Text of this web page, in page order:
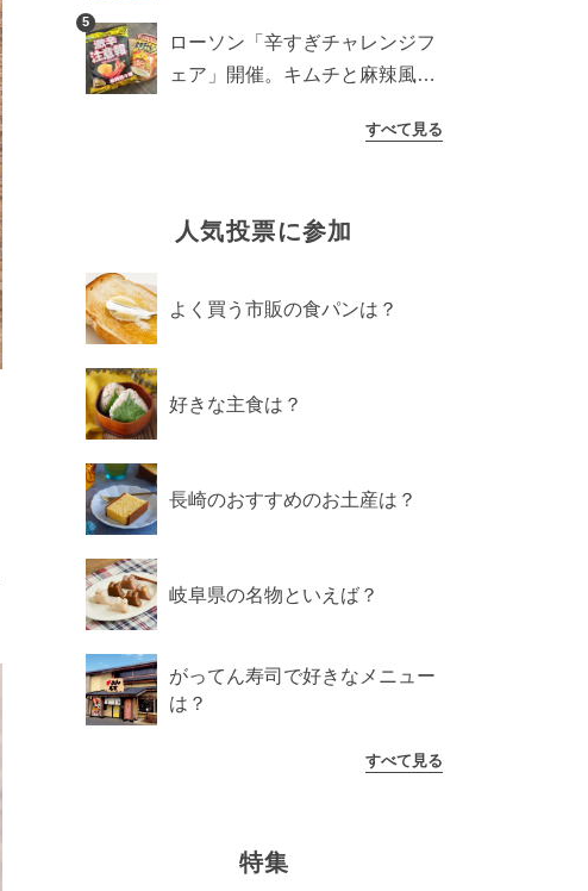
5
ローソン「辛すぎチャレンジフ
ェア」開催。キムチと麻辣風の
すべて見る
人気投票に参加
よく買う市販の食パンは？
好きな主食は？
長崎のおすすめのお土産は？
岐阜県の名物といえば？
がってん寿司で好きなメニュー
は？
すべて見る
特集